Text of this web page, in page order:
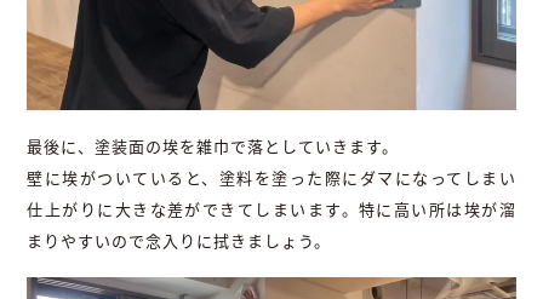
最後に、塗装面の埃を雑巾で落としていきます。
壁に埃がついていると、塗料を塗った際にダマになってしまい
仕上がりに大きな差ができてしまいます。特に高い所は埃が溜
まりやすいので念入りに拭きましょう。